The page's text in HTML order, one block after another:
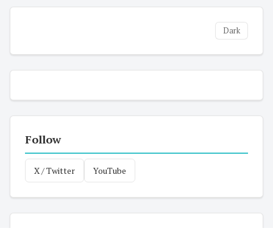
Dark
Follow
X / Twitter YouTube